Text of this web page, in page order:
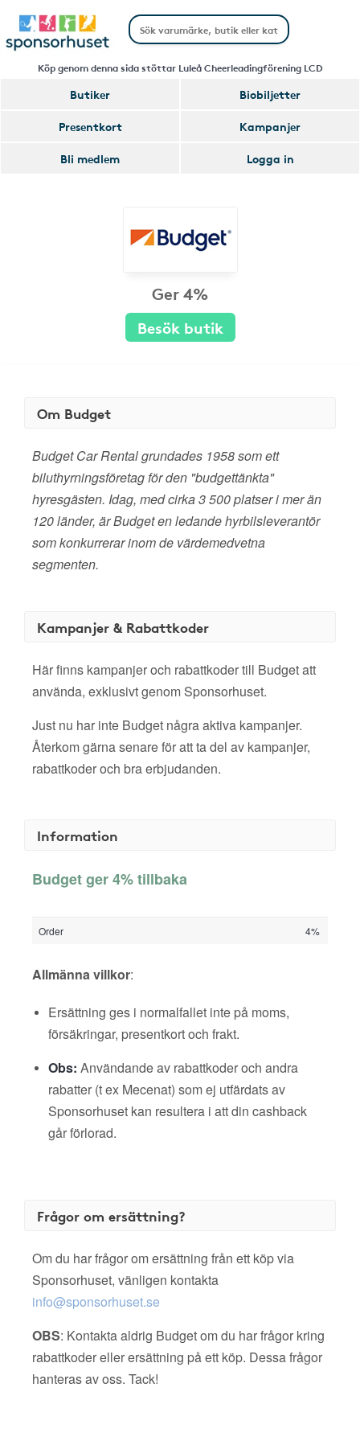
Köp genom denna sida stöttar Luleå Cheerleadingförening LCD
Butiker
Biobiljetter
Presentkort
Kampanjer
Bli medlem
Logga in
Ger 4%
Besök butik
Om Budget
Budget Car Rental grundades 1958 som ett
biluthyrningsföretag för den "budgettänkta"
hyresgästen. Idag, med cirka 3 500 platser i mer än
120 länder, är Budget en ledande hyrbilsleverantör
som konkurrerar inom de värdemedvetna
segmenten.
Kampanjer & Rabattkoder
Här finns kampanjer och rabattkoder till Budget att
använda, exklusivt genom Sponsorhuset.
Just nu har inte Budget några aktiva kampanjer.
Återkom gärna senare för att ta del av kampanjer,
rabattkoder och bra erbjudanden.
Information
Budget ger 4% tillbaka
Order 4%
Allmänna villkor:
Ersättning ges i normalfallet inte på moms,
försäkringar, presentkort och frakt.
Obs: Användande av rabattkoder och andra
rabatter (t ex Mecenat) som ej utfärdats av
Sponsorhuset kan resultera i att din cashback
går förlorad.
Frågor om ersättning?
Om du har frågor om ersättning från ett köp via
Sponsorhuset, vänligen kontakta
info@sponsorhuset.se
OBS: Kontakta aldrig Budget om du har frågor kring
rabattkoder eller ersättning på ett köp. Dessa frågor
hanteras av oss. Tack!